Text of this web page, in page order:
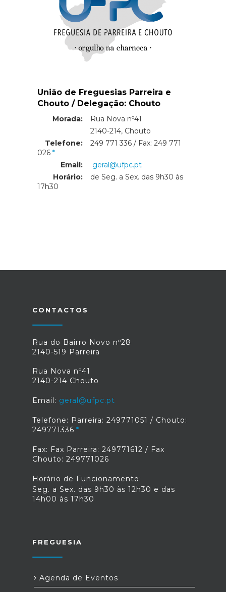
União de Freguesias Parreira e
Chouto / Delegação: Chouto
Morada:
Rua Nova nº41
2140-214, Chouto
Telefone:
249 771 336 / Fax: 249 771
026
Email:
geral@ufpc.pt
Horário:
de Seg. a Sex. das 9h30 às
17h30
CONTACTOS
Rua do Bairro Novo nº28
2140-519 Parreira
Rua Nova nº41
2140-214 Chouto
Email: geral@ufpc.pt
Telefone: Parreira: 249771051 / Chouto:
249771336
Fax: Fax Parreira: 249771612 / Fax
Chouto: 249771026
Horário de Funcionamento:
Seg. a Sex. das 9h30 às 12h30 e das
14h00 às 17h30
FREGUESIA
Agenda de Eventos